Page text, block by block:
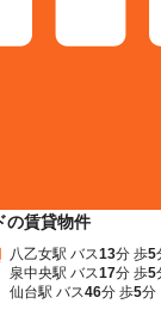
の賃貸物件
八乙女駅 バス13分 歩5
泉中央駅 バス17分 歩5
仙台駅 バス46分 歩5分